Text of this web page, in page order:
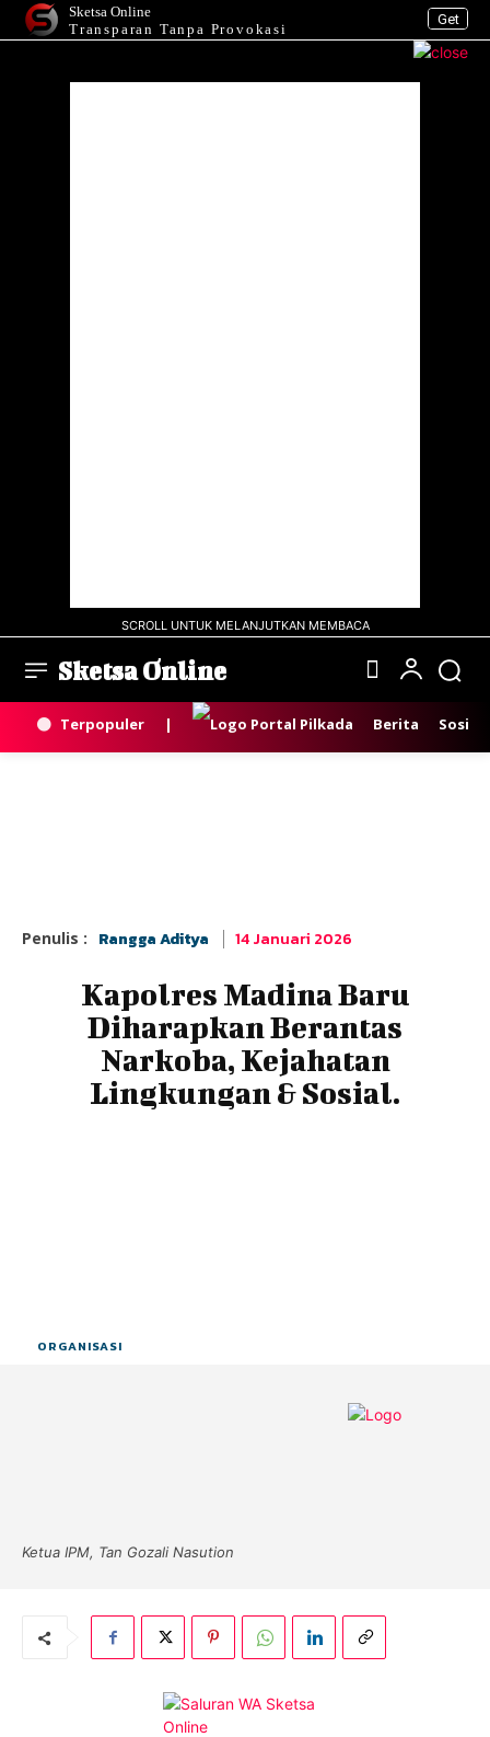
Get
Sketsa Online
Transparan Tanpa Provokasi
SCROLL UNTUK MELANJUTKAN MEMBACA
Sketsa Online
Terpopuler | Berita Sosial
Penulis : Rangga Aditya 14 Januari 2026
Kapolres Madina Baru
Diharapkan Berantas
Narkoba, Kejahatan
Lingkungan & Sosial.
ORGANISASI
Ketua IPM, Tan Gozali Nasution